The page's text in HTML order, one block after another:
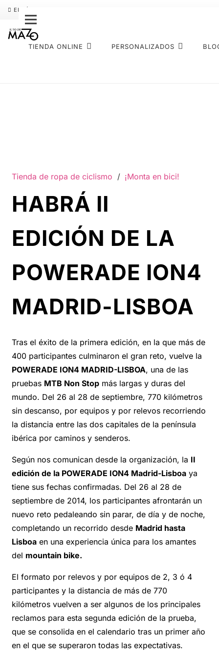
ENVÍO GRATIS
TIENDA ONLINE PERSONALIZADOS
Tienda de ropa de ciclismo / ¡Monta en bici!
HABRÁ II
EDICIÓN DE LA
POWERADE ION4
MADRID-LISBOA
Tras el éxito de la primera edición, en la que más de
400 participantes culminaron el gran reto, vuelve la
POWERADE ION4 MADRID-LISBOA, una de las
pruebas MTB Non Stop más largas y duras del
mundo. Del 26 al 28 de septiembre, 770 kilómetros
sin descanso, por equipos y por relevos recorriendo
la distancia entre las dos capitales de la península
ibérica por caminos y senderos.
Según nos comunican desde la organización, la II
edición de la POWERADE ION4 Madrid-Lisboa ya
tiene sus fechas confirmadas. Del 26 al 28 de
septiembre de 2014, los participantes afrontarán un
nuevo reto pedaleando sin parar, de día y de noche,
completando un recorrido desde Madrid hasta
Lisboa en una experiencia única para los amantes
del mountain bike.
El formato por relevos y por equipos de 2, 3 ó 4
participantes y la distancia de más de 770
kilómetros vuelven a ser algunos de los principales
reclamos para esta segunda edición de la prueba,
que se consolida en el calendario tras un primer año
en el que se superaron todas las expectativas.